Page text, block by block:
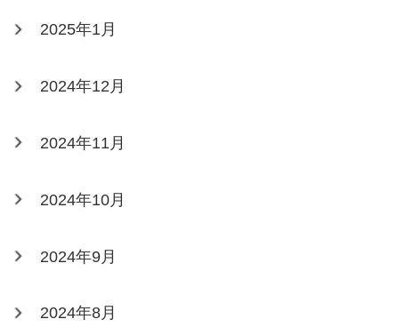
2025年1月
2024年12月
2024年11月
2024年10月
2024年9月
2024年8月